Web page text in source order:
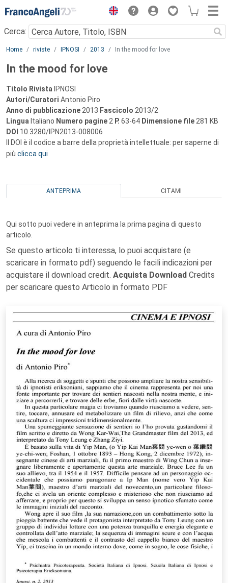
Menu
Cerca:
Main content
Home riviste IPNOSI 2013 In the mood for love
In the mood for love
Titolo Rivista IPNOSI
Autori/Curatori Antonio Piro
Anno di pubblicazione 2013 Fascicolo 2013/2
Lingua Italiano Numero pagine 2 P. 63-64 Dimensione file 281 KB
DOI 10.3280/IPN2013-008006
Il DOI è il codice a barre della proprietà intellettuale: per saperne di
più clicca qui
ANTEPRIMA CITAMI
Qui sotto puoi vedere in anteprima la prima pagina di questo
articolo.
Se questo articolo ti interessa, lo puoi acquistare (e
scaricare in formato pdf) seguendo le facili indicazioni per
acquistare il download credit. Acquista Download Credits
per scaricare questo Articolo in formato PDF